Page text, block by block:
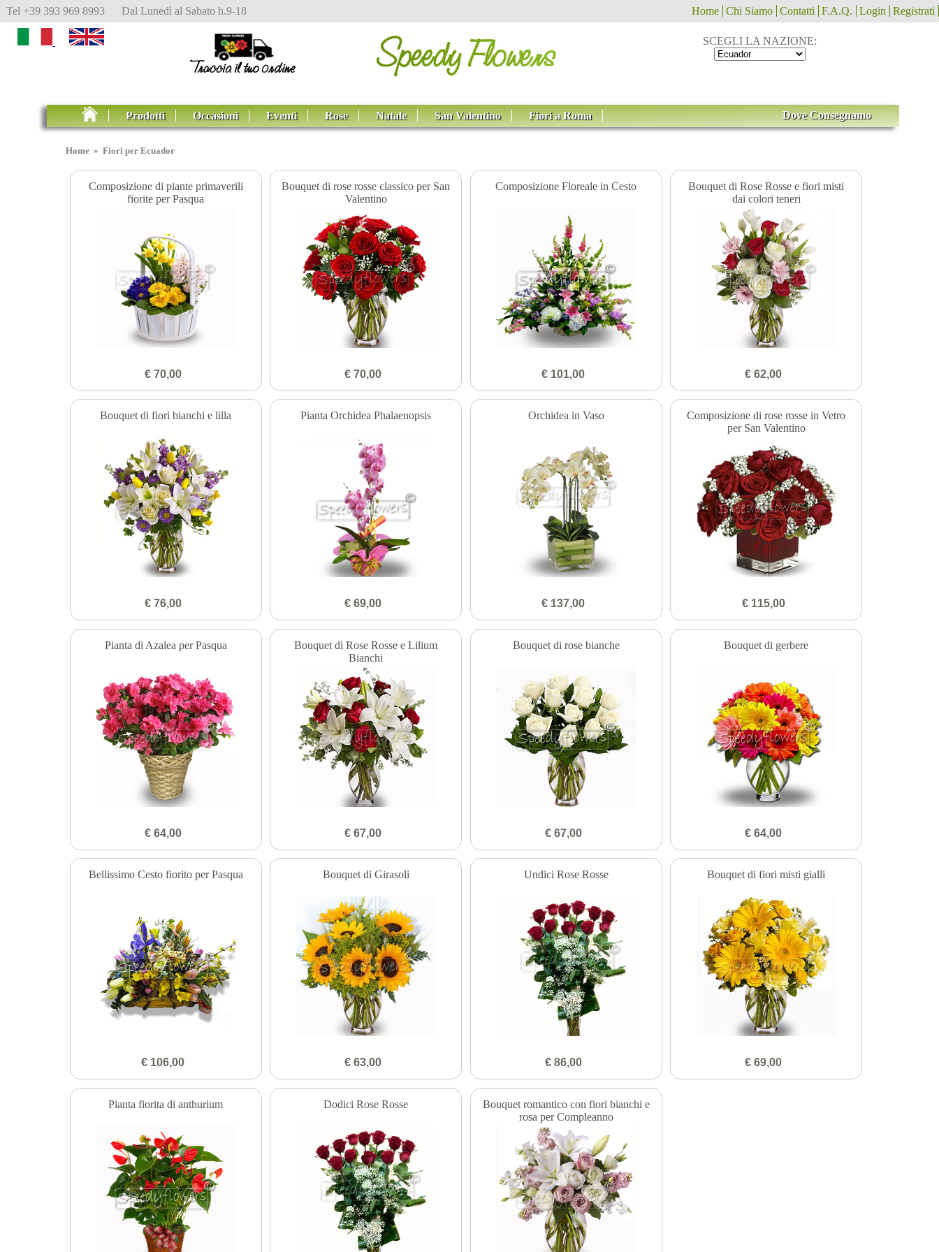
Tel +39 393 969 8993 Dal Lunedì al Sabato h.9-18 Home Chi Siamo Contatti F.A.Q. Login Registrati
SCEGLI LA NAZIONE:
Prodotti Occasioni Eventi Rose Natale San Valentino Fiori a Roma Dove Consegnamo
Home »Fiori per Ecuador
Composizione di piante primaverili
fiorite per Pasqua
€ 70,00
Bouquet di rose rosse classico per San
Valentino
€ 70,00
Composizione Floreale in Cesto
€ 101,00
Bouquet di Rose Rosse e fiori misti
dai colori teneri
€ 62,00
Bouquet di fiori bianchi e lilla
€ 76,00
Pianta Orchidea Phalaenopsis
€ 69,00
Orchidea in Vaso
€ 137,00
Composizione di rose rosse in Vetro
per San Valentino
€ 115,00
Pianta di Azalea per Pasqua
€ 64,00
Bouquet di Rose Rosse e Lilium
Bianchi
€ 67,00
Bouquet di rose bianche
€ 67,00
Bouquet di gerbere
€ 64,00
Bellissimo Cesto fiorito per Pasqua
€ 106,00
Bouquet di Girasoli
€ 63,00
Undici Rose Rosse
€ 86,00
Bouquet di fiori misti gialli
€ 69,00
Pianta fiorita di anthurium Dodici Rose Rosse
Bouquet romantico con fiori bianchi e
rosa per Compleanno